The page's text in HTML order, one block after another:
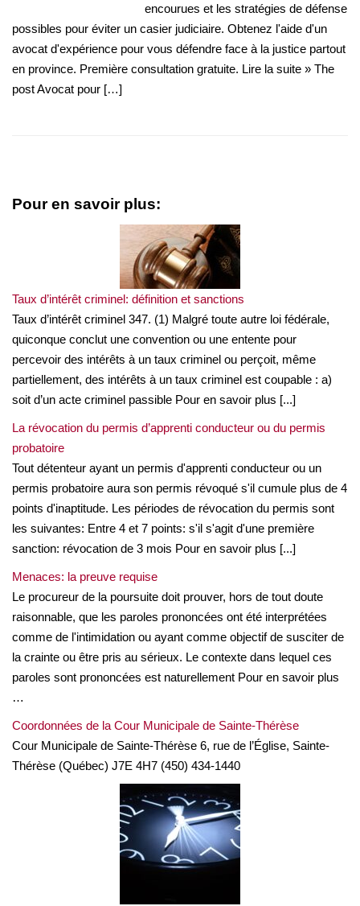
encourues et les stratégies de défense
possibles pour éviter un casier judiciaire. Obtenez l'aide d'un
avocat d'expérience pour vous défendre face à la justice partout
en province. Première consultation gratuite. Lire la suite » The
post Avocat pour […]
Pour en savoir plus:
Taux d’intérêt criminel: définition et sanctions
Taux d’intérêt criminel 347. (1) Malgré toute autre loi fédérale,
quiconque conclut une convention ou une entente pour
percevoir des intérêts à un taux criminel ou perçoit, même
partiellement, des intérêts à un taux criminel est coupable : a)
soit d’un acte criminel passible Pour en savoir plus [...]
La révocation du permis d’apprenti conducteur ou du permis
probatoire
Tout détenteur ayant un permis d'apprenti conducteur ou un
permis probatoire aura son permis révoqué s'il cumule plus de 4
points d'inaptitude. Les périodes de révocation du permis sont
les suivantes: Entre 4 et 7 points: s'il s'agit d'une première
sanction: révocation de 3 mois Pour en savoir plus [...]
Menaces: la preuve requise
Le procureur de la poursuite doit prouver, hors de tout doute
raisonnable, que les paroles prononcées ont été interprétées
comme de l'intimidation ou ayant comme objectif de susciter de
la crainte ou être pris au sérieux. Le contexte dans lequel ces
paroles sont prononcées est naturellement Pour en savoir plus
…
Coordonnées de la Cour Municipale de Sainte-Thérèse
Cour Municipale de Sainte-Thérèse 6, rue de l’Église, Sainte-
Thérèse (Québec) J7E 4H7 (450) 434-1440